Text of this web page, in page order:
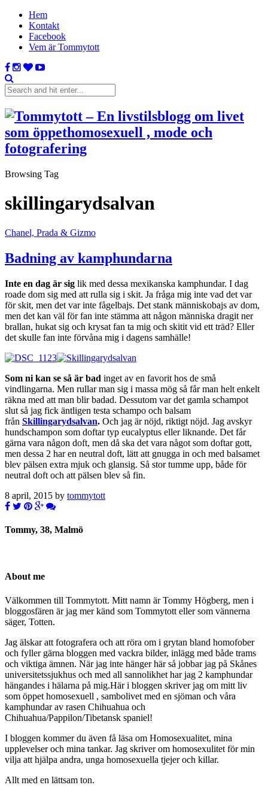
Hem
Kontakt
Facebook
Vem är Tommytott
Browsing Tag
skillingarydsalvan
Chanel, Prada & Gizmo
Badning av kamphundarna
Inte en dag är sig lik med dessa mexikanska kamphundar. I dag
roade dom sig med att rulla sig i skit. Ja fråga mig inte vad det var
för skit, men det var inte fågelbajs. Det stank människobajs av dom,
men det kan väl för fan inte stämma att någon människa dragit ner
brallan, hukat sig och krysat fan ta mig och skitit vid ett träd? Eller
det skulle fan inte förvåna mig i dagens samhälle!
Som ni kan se så är bad inget av en favorit hos de små
vindlingarna. Men rullar man sig i massa mög så får man helt enkelt
räkna med att man blir badad. Dessutom var det gamla schampot
slut så jag fick äntligen testa schampo och balsam
från Skillingarydsalvan. Och jag är nöjd, riktigt nöjd. Jag avskyr
hundschampon som doftar typ eucalyptus eller liknande. Det får
gärna vara någon doft, men då ska det vara något som doftar gott,
men dessa 2 har en neutral doft, lätt att gnugga in och med balsamet
blev pälsen extra mjuk och glansig. Så stor tumme upp, både för
neutral doft och att pälsen blev så fin.
8 april, 2015 by tommytott
Tommy, 38, Malmö
About me
Välkommen till Tommytott. Mitt namn är Tommy Högberg, men i
bloggosfären är jag mer känd som Tommytott eller som vännerna
säger, Totten.
Jag älskar att fotografera och att röra om i grytan bland homofober
och fyller gärna bloggen med vackra bilder, inlägg med både trams
och viktiga ämnen. När jag inte hänger här så jobbar jag på Skånes
universitetssjukhus och med all sannolikhet har jag 2 kamphundar
hängandes i hälarna på mig.Här i bloggen skriver jag om mitt liv
som öppet homosexuell , sambolivet med en sjöman och våra
kamphundar av rasen Chihuahua och
Chihuahua/Pappilon/Tibetansk spaniel!
I bloggen kommer du även få läsa om Homosexualitet, mina
upplevelser och mina tankar. Jag skriver om homosexulitet för min
vilja att hjälpa andra, unga homosexuella tjejer och killar.
Allt med en lättsam ton.